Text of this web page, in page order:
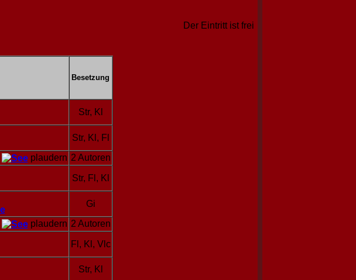
Der Eintritt ist frei
Besetzung
Str, Kl
Str, Kl, Fl
plaudern 2 Autoren
Str, Fl, Kl
Gi
plaudern 2 Autoren
Fl, Kl, Vlc
Str, Kl